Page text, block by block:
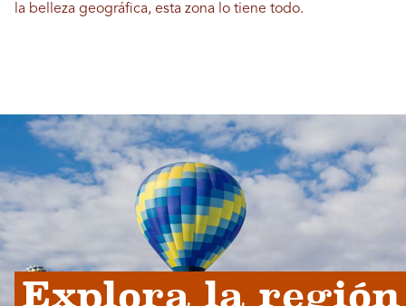
la belleza geográfica, esta zona lo tiene todo.
Explora la región